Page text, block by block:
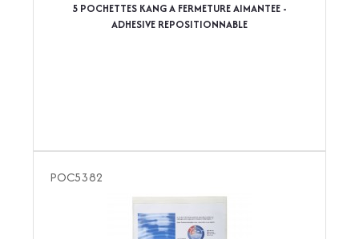
5 POCHETTES KANG A FERMETURE AIMANTEE -
ADHESIVE REPOSITIONNABLE
POC5382